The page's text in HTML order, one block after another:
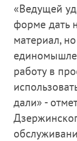
«Ведущей
форме дать
материал,
работу в
дали» -